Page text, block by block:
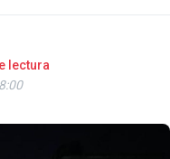
lectura